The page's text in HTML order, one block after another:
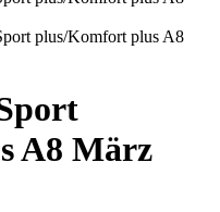
A8 März